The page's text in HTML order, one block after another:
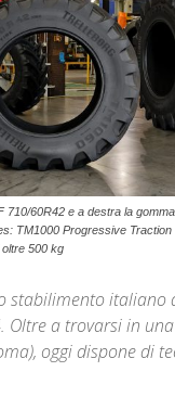
710/60R42 e a destra la
TM1000 Progressive
500 kg
stabilimento italiano
Oltre a trovarsi in
oggi dispone di